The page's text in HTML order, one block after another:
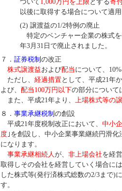
ついて 1,000万円を上限 とする寄
以後に取得する場合について適
(2) 譲渡益の1/2特例の廃止
特定のベンチャー企業の株式
年3月31日で廃止されました。
７． 証券税制 の改正
株式譲渡益および配当 について、
ただし、 経過措置として、平成21年
よび、 配当100万円以下の部分について
また、平成21年より、 上場株式等の
８． 事業承継税制 の創設
平成21年度税制改正において、 中小
度 ｣を創設し、中小企業事業継続円滑
になります。
事業承継相続人が、 非上場会社を経
取得しその会社を経営していく場合に
した株式等(発行済株式総数の2/3まで)
す。